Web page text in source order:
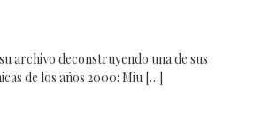
archivo deconstruyendo una de sus
de los años 2000: Miu […]